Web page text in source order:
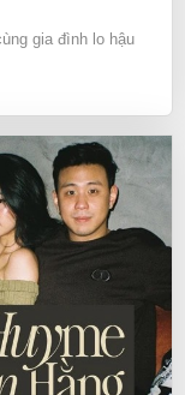
gia đình lo hậu